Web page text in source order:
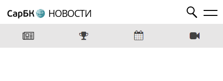
НОВОСТИ